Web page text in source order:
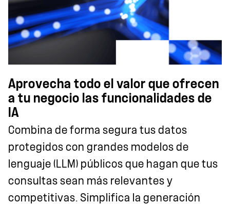
Aprovecha todo el valor que ofrecen
a tu negocio las funcionalidades de
IA
Combina de forma segura tus datos
protegidos con grandes modelos de
lenguaje (LLM) públicos que hagan que tus
consultas sean más relevantes y
competitivas. Simplifica la generación